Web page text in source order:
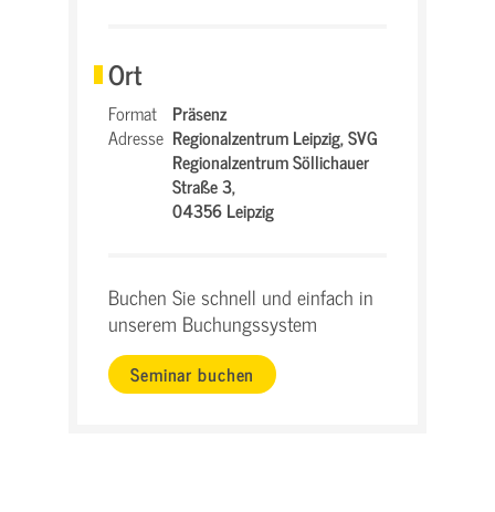
Ort
Format Präsenz
Adresse Regionalzentrum Leipzig,SVG
Regionalzentrum Söllichauer
Straße 3,
04356 Leipzig
Buchen Sie schnell und einfach in
unserem Buchungssystem
Seminar buchen